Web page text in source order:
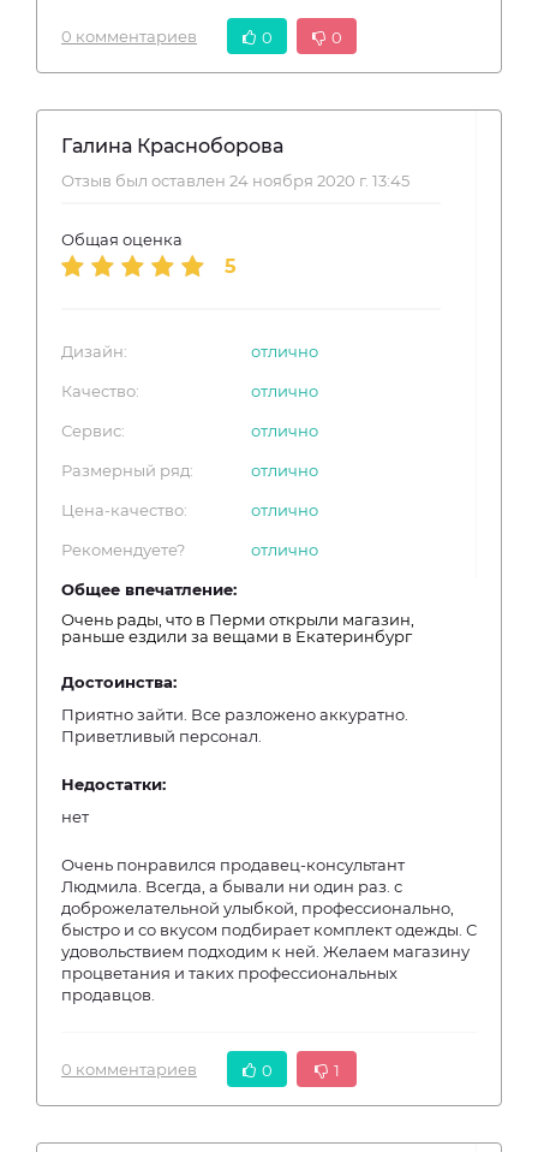
0 комментариев 0 0
Галина Красноборова
Отзыв был оставлен 24 ноября 2020 г. 13:45
Общая оценка
5
Дизайн: отлично
Качество: отлично
Сервис: отлично
Размерный ряд: отлично
Цена-качество: отлично
Рекомендуете? отлично
Общее впечатление:
Очень рады, что в Перми открыли магазин,
раньше ездили за вещами в Екатеринбург
Достоинства:
Приятно зайти. Все разложено аккуратно.
Приветливый персонал.
Недостатки:
нет
Очень понравился продавец-консультант
Людмила. Всегда, а бывали ни один раз. с
доброжелательной улыбкой, профессионально,
быстро и со вкусом подбирает комплект одежды. С
удовольствием подходим к ней. Желаем магазину
процветания и таких профессиональных
продавцов.
0 комментариев 0 1